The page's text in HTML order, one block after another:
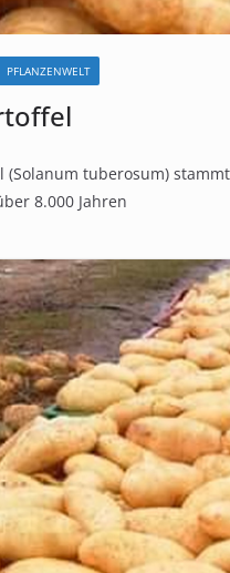
PFLANZENWELT
(Solanum tuberosum)
8.000 Jahren